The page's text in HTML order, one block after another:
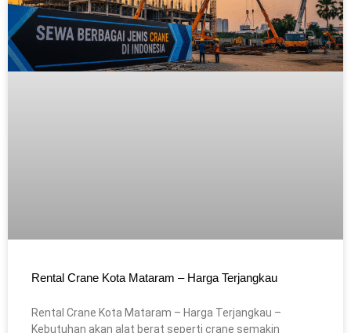
Rental Crane Kota Mataram – Harga Terjangkau
Rental Crane Kota Mataram – Harga Terjangkau –
Kebutuhan akan alat berat seperti crane semakin